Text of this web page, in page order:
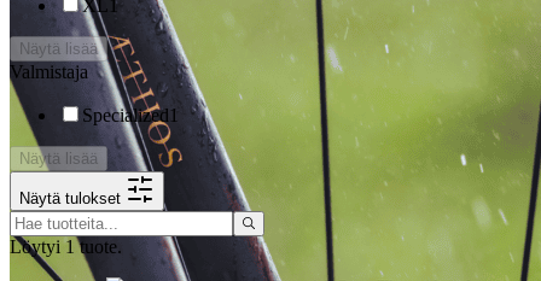
XL1
Näytä lisää
Valmistaja
Specialized1
Näytä lisää
Näytä tulokset
Löytyi 1 tuote.